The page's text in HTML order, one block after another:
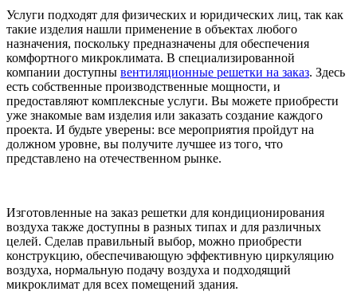
Услуги подходят для физических и юридических лиц, так как
такие изделия нашли применение в объектах любого
назначения, поскольку предназначены для обеспечения
комфортного микроклимата. В специализированной
компании доступны вентиляционные решетки на заказ. Здесь
есть собственные производственные мощности, и
предоставляют комплексные услуги. Вы можете приобрести
уже знакомые вам изделия или заказать создание каждого
проекта. И будьте уверены: все мероприятия пройдут на
должном уровне, вы получите лучшее из того, что
представлено на отечественном рынке.
Изготовленные на заказ решетки для кондиционирования
воздуха также доступны в разных типах и для различных
целей. Сделав правильный выбор, можно приобрести
конструкцию, обеспечивающую эффективную циркуляцию
воздуха, нормальную подачу воздуха и подходящий
микроклимат для всех помещений здания.